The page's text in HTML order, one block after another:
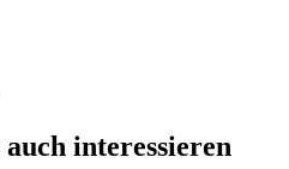
interessieren